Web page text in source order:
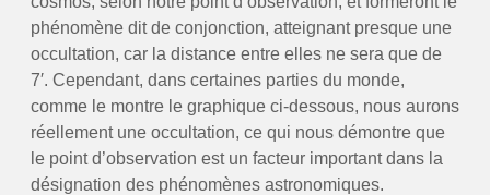
phénomène dit de conjonction, atteignant presque une
occultation, car la distance entre elles ne sera que de
7′. Cependant, dans certaines parties du monde,
comme le montre le graphique ci-dessous, nous aurons
réellement une occultation, ce qui nous démontre que
le point d’observation est un facteur important dans la
désignation des phénomènes astronomiques.